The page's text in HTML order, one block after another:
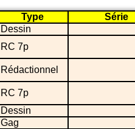
Type
Série
Dessin
RC 7p
Rédactionnel
RC 7p
Dessin
Gag